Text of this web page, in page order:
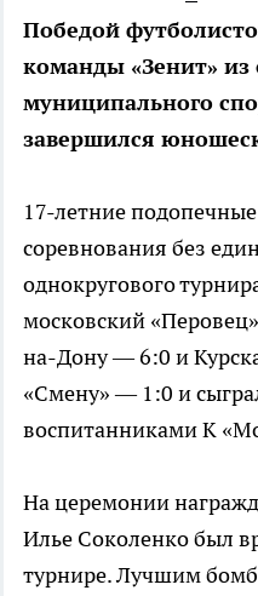
Победой
команды «Зенит»
муниципального
завершился
17-летние
соревнования без
однокругового
московский
на-Дону — 6:0 и
«Смену» — 1:0 и
воспитанниками К
На церемонии
Илье Соколенко был
турнире. Лучшим